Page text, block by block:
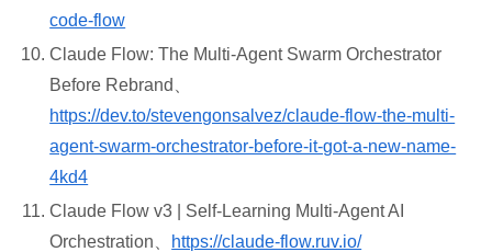
code-flow
Claude Flow: The Multi-Agent Swarm Orchestrator
Before Rebrand、
https://dev.to/stevengonsalvez/claude-flow-the-multi-
agent-swarm-orchestrator-before-it-got-a-new-name-
4kd4
Claude Flow v3 | Self-Learning Multi-Agent AI
Orchestration、
https://claude-flow.ruv.io/